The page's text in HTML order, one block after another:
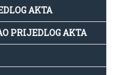
AKTA
PRIJEDLOG AKTA